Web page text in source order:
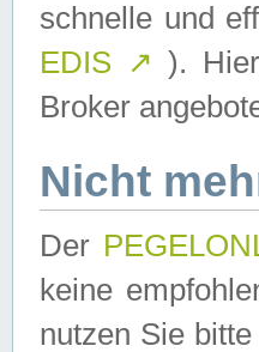
schnelle und
EDIS ↗ ).
Broker
Nicht
Der
keine
nutzen Sie